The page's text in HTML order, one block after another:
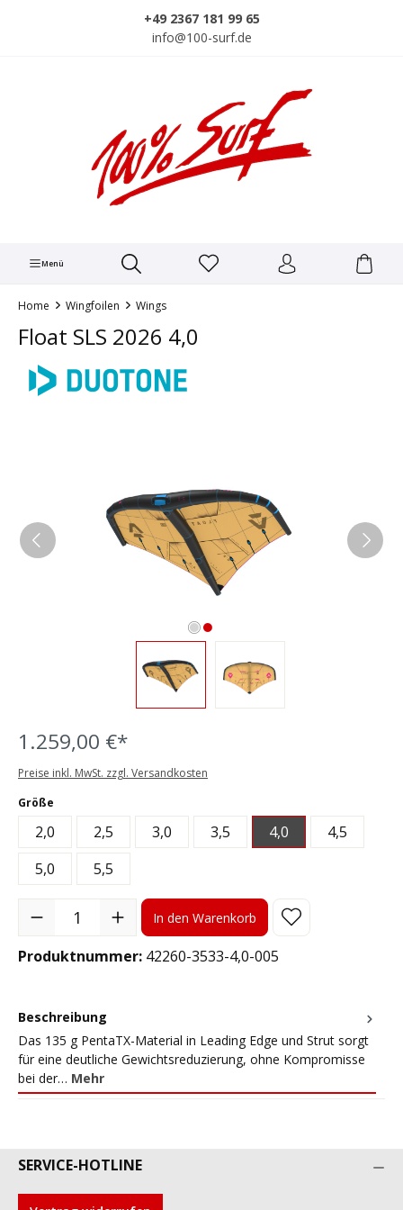
+49 2367 181 99 65
info@100-surf.de
Menü
Home Wingfoilen Wings
Float SLS 2026 4,0
1.259,00 €*
Preise inkl. MwSt. zzgl. Versandkosten
Größe
2,0 2,5 3,0 3,5 4,0
4,5
5,0
5,5
Produkt Anzahl: Gib den gewünschten Wert ein oder benutze
In den Warenkorb
Produktnummer: 42260-3533-4,0-005
Beschreibung
Das 135 g PentaTX-Material in Leading Edge und Strut sorgt
für eine deutliche Gewichtsreduzierung, ohne Kompromisse
bei der… Mehr
SERVICE-HOTLINE